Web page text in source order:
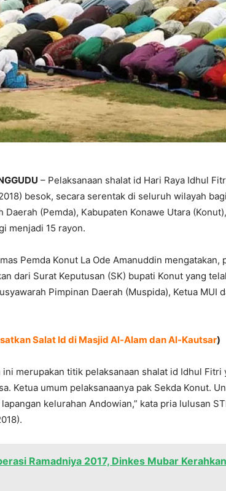
– Pelaksanaan shalat id Hari Raya Idhul
besok, secara serentak di seluruh wilayah
(Pemda), Kabupaten Konawe Utara
menjadi 15 rayon.
Pemda Konut La Ode Amanuddin mengatakan,
dari Surat Keputusan (SK) bupati Konut yang
Pimpinan Daerah (Muspida), Ketua MUI
Salat Id di Masjid Al-Alam dan Al-Kautsar)
ini merupakan titik pelaksanaan shalat id Idhul Fitri
Ketua umum pelaksanaanya pak Sekda Konut.
kelurahan Andowian,” kata pria lulusan
Ramadniya 2017, Dinkes Mubar